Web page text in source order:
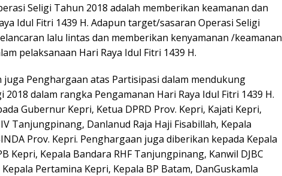
Seligi Tahun 2018 adalah memberikan keamanan dan
Idul Fitri 1439 H. Adapun target/sasaran Operasi Seligi
lalu lintas dan memberikan kenyamanan /keamanan
pelaksanaan Hari Raya Idul Fitri 1439 H.
Penghargaan atas Partisipasi dalam mendukung
dalam rangka Pengamanan Hari Raya Idul Fitri 1439 H.
Gubernur Kepri, Ketua DPRD Prov. Kepri, Kajati Kepri,
Tanjungpinang, Danlanud Raja Haji Fisabillah, Kepala
Prov. Kepri. Penghargaan juga diberikan kepada Kepala
Kepri, Kepala Bandara RHF Tanjungpinang, Kanwil DJBC
Pertamina Kepri, Kepala BP Batam, DanGuskamla